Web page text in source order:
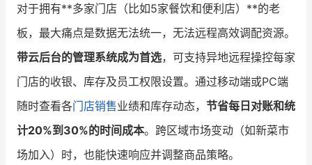
对于拥有**多家门店（比如5家餐饮和便利店）**的老
板，最大痛点是数据无法统一，无法远程高效调配资源。
带云后台的管理系统成为首选，可支持异地远程操控每家
门店的收银、库存及员工权限设置。通过移动端或PC端
随时查看各门店销售业绩和库存动态， 节省每日对账和统
计20%到30%的时间成本。跨区域市场变动（如新菜市
场加入）时，也能快速响应并调整商品策略。